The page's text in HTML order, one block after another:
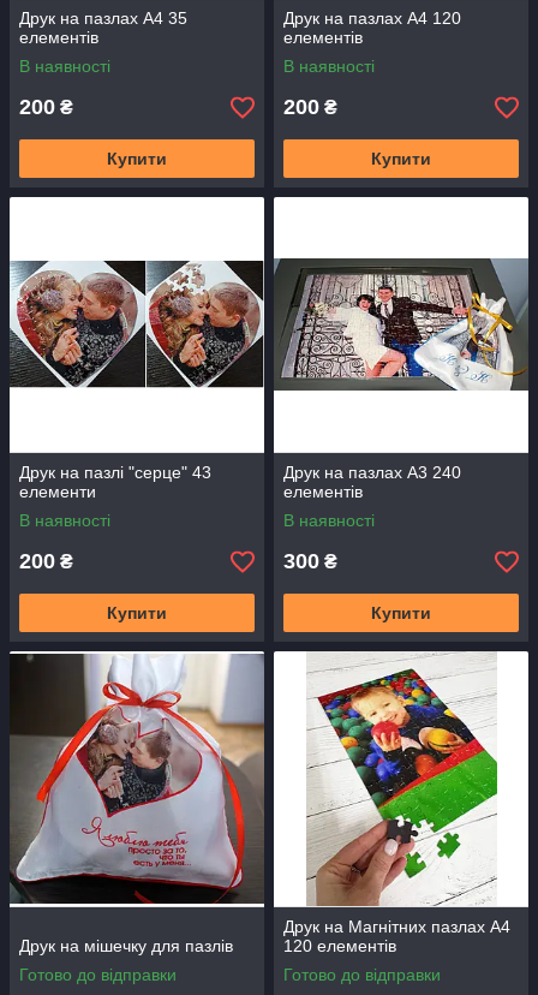
Друк на пазлах А4 35
елементів
В наявності
200 ₴
Купити
Друк на пазлах А4 120
елементів
В наявності
200 ₴
Купити
Друк на пазлі "серце" 43
елементи
В наявності
200 ₴
Купити
Друк на пазлах А3 240
елементів
В наявності
300 ₴
Купити
Друк на мішечку для пазлів
Готово до відправки
Друк на Магнітних пазлах А4
120 елементів
Готово до відправки